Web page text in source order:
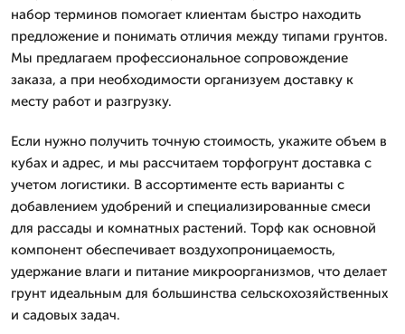
набор терминов помогает клиентам быстро находить
предложение и понимать отличия между типами грунтов.
Мы предлагаем профессиональное сопровождение
заказа, а при необходимости организуем доставку к
месту работ и разгрузку.
Если нужно получить точную стоимость, укажите объем в
кубах и адрес, и мы рассчитаем торфогрунт доставка с
учетом логистики. В ассортименте есть варианты с
добавлением удобрений и специализированные смеси
для рассады и комнатных растений. Торф как основной
компонент обеспечивает воздухопроницаемость,
удержание влаги и питание микроорганизмов, что делает
грунт идеальным для большинства сельскохозяйственных
и садовых задач.